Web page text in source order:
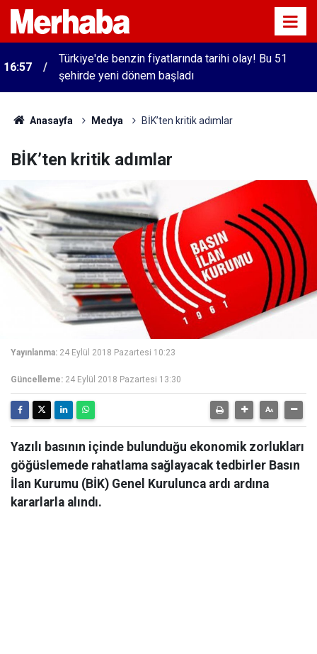
16:57
Türkiye'de benzin fiyatlarında tarihi olay! Bu 51
şehirde yeni dönem başladı
Anasayfa Medya BİK’ten kritik adımlar
BİK’ten kritik adımlar
Yayınlanma: 24 Eylül 2018 Pazartesi 10:23
Güncelleme: 24 Eylül 2018 Pazartesi 13:30
Yazılı basının içinde bulunduğu ekonomik zorlukları
göğüslemede rahatlama sağlayacak tedbirler Basın
İlan Kurumu (BİK) Genel Kurulunca ardı ardına
kararlarla alındı.